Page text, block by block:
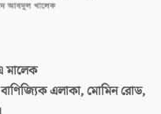
মালেক
এলাকা, মোমিন রোড,